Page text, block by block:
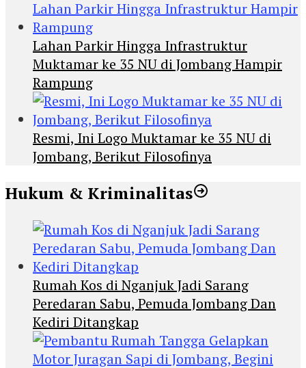
Lahan Parkir Hingga Infrastruktur
Muktamar ke 35 NU di Jombang Hampir
Rampung
Resmi, Ini Logo Muktamar ke 35 NU di
Jombang, Berikut Filosofinya
Hukum & Kriminalitas
Rumah Kos di Nganjuk Jadi Sarang
Peredaran Sabu, Pemuda Jombang Dan
Kediri Ditangkap